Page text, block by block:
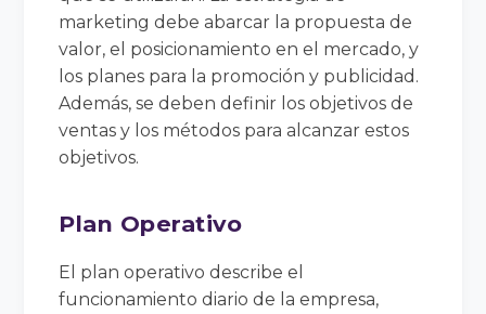
marketing debe abarcar la propuesta de
valor, el posicionamiento en el mercado, y
los planes para la promoción y publicidad.
Además, se deben definir los objetivos de
ventas y los métodos para alcanzar estos
objetivos.
Plan Operativo
El plan operativo describe el
funcionamiento diario de la empresa,